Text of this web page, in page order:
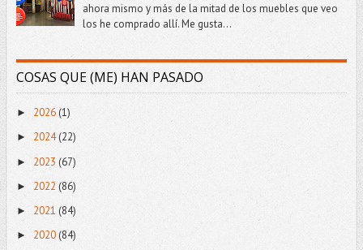
ahora mismo y más de la mitad de los muebles que veo
los he comprado allí. Me gusta...
COSAS QUE (ME) HAN PASADO
► 2026 (1)
► 2024(22)
► 2023 (67)
► 2022 (86)
► 2021 (84)
► 2020(84)